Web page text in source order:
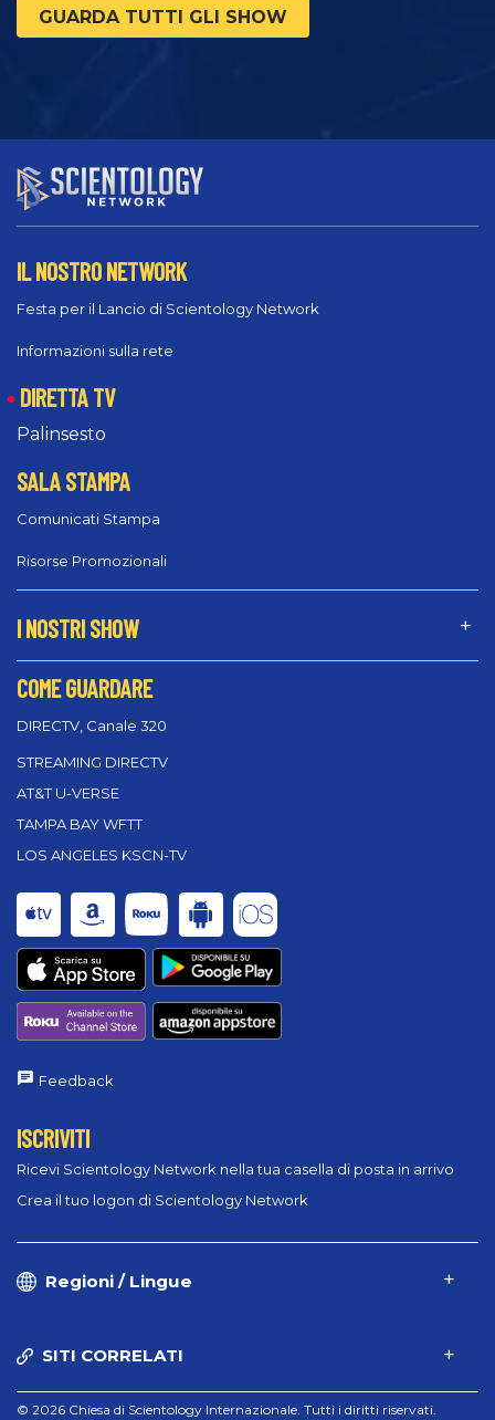
GUARDA TUTTI GLI SHOW
IL NOSTRO NETWORK
Festa per il Lancio di Scientology Network
Informazioni sulla rete
DIRETTA TV
Palinsesto
SALA STAMPA
Comunicati Stampa
Risorse Promozionali
I NOSTRI SHOW
COME GUARDARE
DIRECTV, Canale 320
STREAMING DIRECTV
AT&T U-VERSE
TAMPA BAY WFTT
LOS ANGELES KSCN-TV
Feedback
ISCRIVITI
Ricevi Scientology Network nella tua casella di posta in arrivo
Crea il tuo logon di Scientology Network
Regioni / Lingue
SITI CORRELATI
© 2026 Chiesa di Scientology Internazionale. Tutti i diritti riservati.